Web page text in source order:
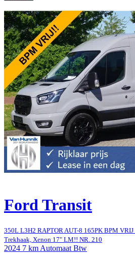
Ford Transit
350L L3H2 RAPTOR AUT-8 165PK BPM VRIJ
Trekhaak, Xenon 17" LM!! NR. 210
2024 7 km Automaat Btw